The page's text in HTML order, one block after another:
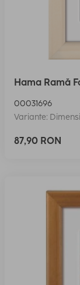
Hama Ramă
00031696
Variante:
87,90 RON